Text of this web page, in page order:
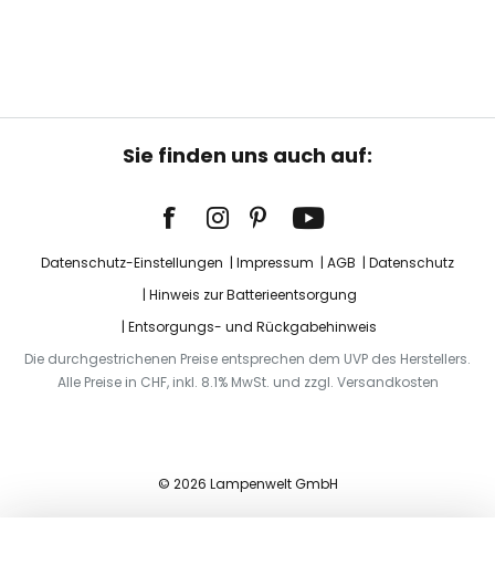
Sie finden uns auch auf:
Datenschutz-Einstellungen Impressum AGB
Datenschutz
Hinweis zur Batterieentsorgung
Entsorgungs- und Rückgabehinweis
Die durchgestrichenen Preise entsprechen dem UVP des Herstellers.
Alle Preise in CHF, inkl. 8.1% MwSt. und zzgl. Versandkosten
© 2026 Lampenwelt GmbH